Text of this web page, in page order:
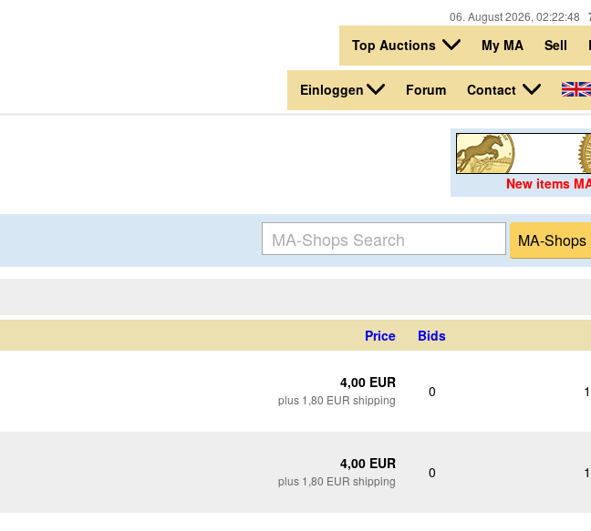
06. August 2026, 02:22:48
Top Auctions My MA Sell
Einloggen Forum Contact
New items
Price Bids
4,00 EUR
plus 1,80 EUR shipping 0
4,00 EUR
plus 1,80 EUR shipping 0